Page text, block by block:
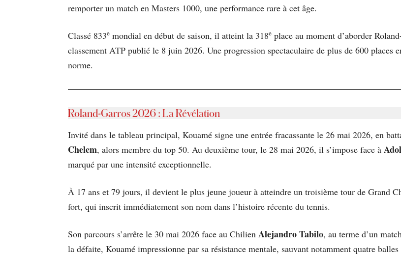
remporter un match en Masters 1000, une performance rare à cet âge.
Classé 833e mondial en début de saison, il atteint la 318e place au moment d’aborder
classement ATP publié le 8 juin 2026. Une progression spectaculaire de plus de 600 places
norme.
Roland-Garros 2026 : La Révélation
Invité dans le tableau principal, Kouamé signe une entrée fracassante le 26 mai 2026, en
Chelem, alors membre du top 50. Au deuxième tour, le 28 mai 2026, il s’impose face à
marqué par une intensité exceptionnelle.
À 17 ans et 79 jours, il devient le plus jeune joueur à atteindre un troisième tour de Grand
fort, qui inscrit immédiatement son nom dans l’histoire récente du tennis.
Son parcours s’arrête le 30 mai 2026 face au Chilien Alejandro Tabilo, au terme d’un
la défaite, Kouamé impressionne par sa résistance mentale, sauvant notamment quatre balles